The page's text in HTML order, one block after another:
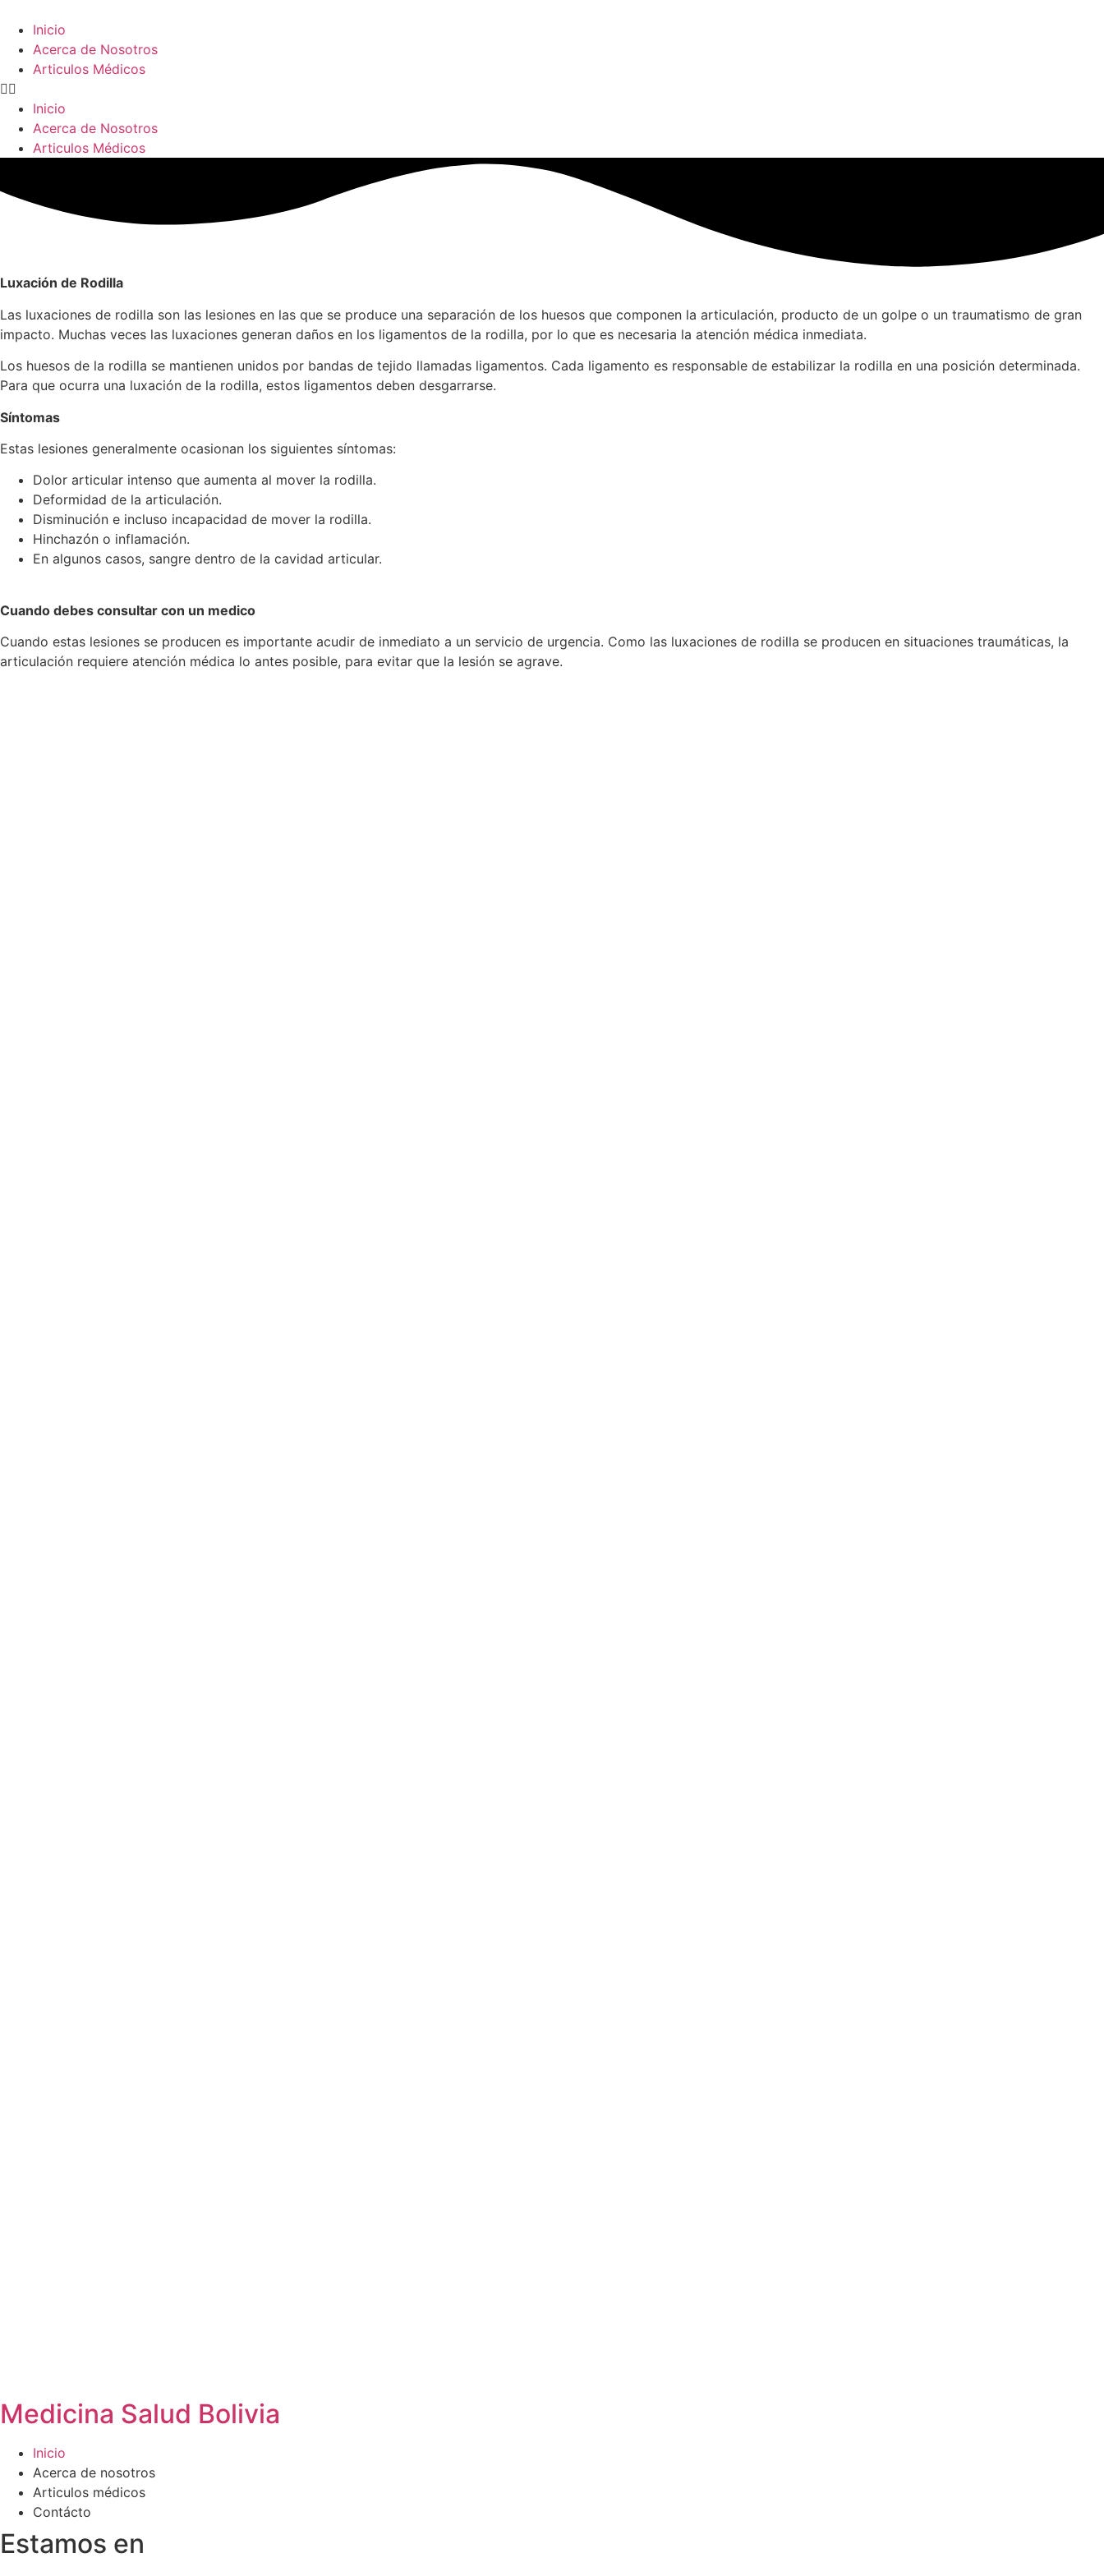
Inicio
Acerca de Nosotros
Articulos Médicos
Inicio
Acerca de Nosotros
Articulos Médicos
Luxación de Rodilla
Las luxaciones de rodilla son las lesiones en las que se produce una separación de los huesos que componen la articulación, producto de un golpe o un traumatismo de gran
impacto. Muchas veces las luxaciones generan daños en los ligamentos de la rodilla, por lo que es necesaria la atención médica inmediata.
Los huesos de la rodilla se mantienen unidos por bandas de tejido llamadas ligamentos. Cada ligamento es responsable de estabilizar la rodilla en una posición determinada.
Para que ocurra una luxación de la rodilla, estos ligamentos deben desgarrarse.
Síntomas
Estas lesiones generalmente ocasionan los siguientes síntomas:
Dolor articular intenso que aumenta al mover la rodilla.
Deformidad de la articulación.
Disminución e incluso incapacidad de mover la rodilla.
Hinchazón o inflamación.
En algunos casos, sangre dentro de la cavidad articular.
Cuando debes consultar con un medico
Cuando estas lesiones se producen es importante acudir de inmediato a un servicio de urgencia. Como las luxaciones de rodilla se producen en situaciones traumáticas, la
articulación requiere atención médica lo antes posible, para evitar que la lesión se agrave.
Medicina Salud Bolivia
Inicio
Acerca de nosotros
Articulos médicos
Contácto
Estamos en